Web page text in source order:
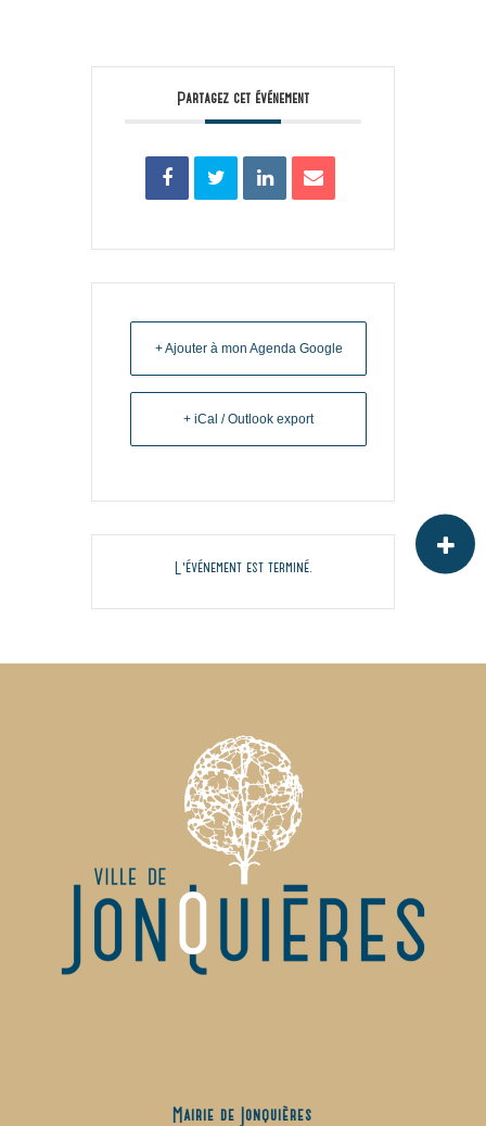
Partagez cet événement
+ Ajouter à mon Agenda Google
+ iCal / Outlook export
L'événement est terminé.
Mairie de Jonquières